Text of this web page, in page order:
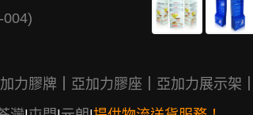
004)
力膠牌｜ 亞加力膠座 亞加力展示架